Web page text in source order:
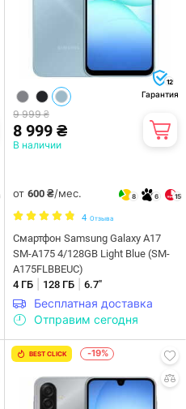
12
Гарантия
9 999 ₴
8 999 ₴
В наличии
от 600 ₴/мес. 8 6 15
4 Отзыва
Смартфон Samsung Galaxy A17
SM-A175 4/128GB Light Blue (SM-
A175FLBBEUC)
4 ГБ
128 ГБ 6.7"
Бесплатная доставка
Отправим сегодня
BEST CLICK -19%